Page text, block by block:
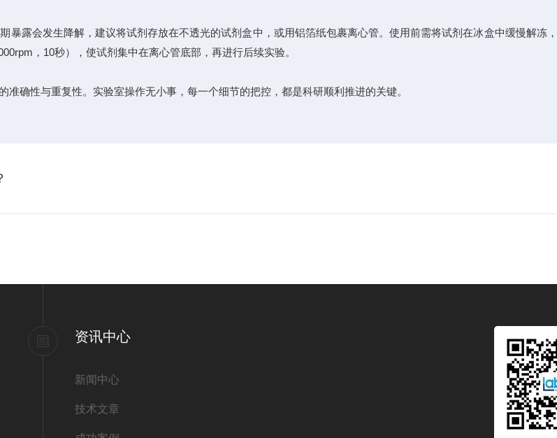
露会发生降解，建议将试剂存放在不透光的试剂盒中，或用铝箔纸包裹离心管。使用前需将试剂在冰盒中缓慢解冻
，10秒），使试剂集中在离心管底部，再进行后续实验。
性与重复性。实验室操作无小事，每一个细节的把控，都是科研顺利推进的关键。
资讯中心
新闻中心
技术文章